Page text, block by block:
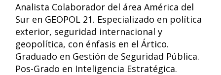
Analista Colaborador del área América del
Sur en GEOPOL 21. Especializado en política
exterior, seguridad internacional y
geopolítica, con énfasis en el Ártico.
Graduado en Gestión de Seguridad Pública.
Pos-Grado en Inteligencia Estratégica.